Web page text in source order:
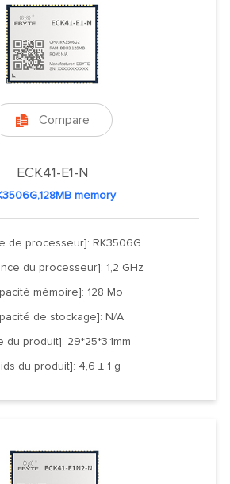
 Compare
ECK41-E1-N
memory
de processeur]: RK3506G
du processeur]: 1,2 GHz
mémoire]: 128 Mo
de stockage]: N/A
du produit]: 29*25*3.1mm
du produit]: 4,6 ± 1 g